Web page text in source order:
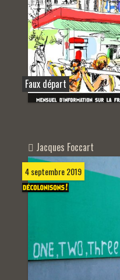
Faux départ
Jacques Foccart
4 septembre 2019